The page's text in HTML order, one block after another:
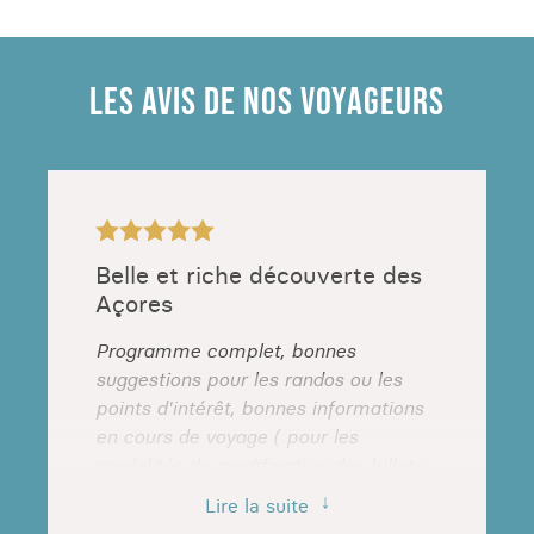
LES AVIS DE NOS VOYAGEURS
Belle et riche découverte des
Açores
Programme complet, bonnes
suggestions pour les randos ou les
points d'intérêt, bonnes informations
en cours de voyage ( pour les
de ferry ) réactivité de la personne
Lire la suite